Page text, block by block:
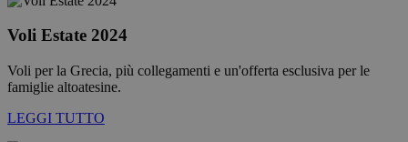
Voli Estate 2024
Voli per la Grecia, più collegamenti e un'offerta esclusiva per le
famiglie altoatesine.
LEGGI TUTTO
generico